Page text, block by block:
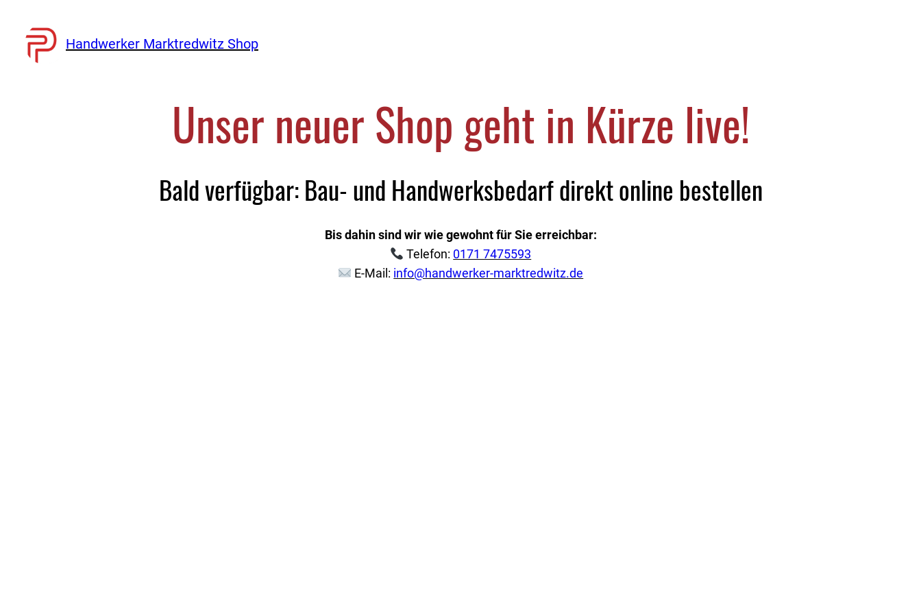
Handwerker Marktredwitz Shop
Unser neuer Shop geht in Kürze live!
Bald verfügbar: Bau- und Handwerksbedarf direkt online bestellen
Bis dahin sind wir wie gewohnt für Sie erreichbar:
Telefon: 0171 7475593
E-Mail: info@handwerker-marktredwitz.de